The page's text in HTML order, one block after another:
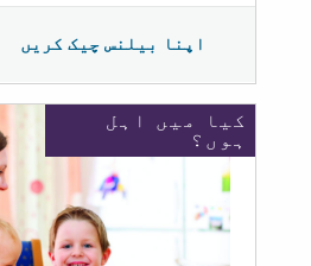
اپنا بیلنس چیک کریں
کیا میں اہل
ہوں؟